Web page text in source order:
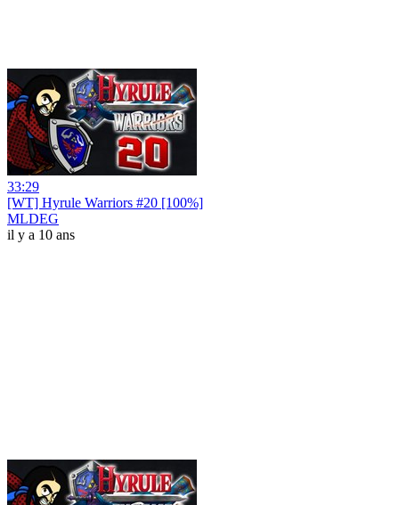
33:29
[WT] Hyrule Warriors #20 [100%]
MLDEG
il y a 10 ans